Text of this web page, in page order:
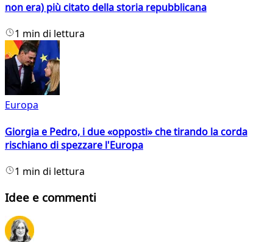
non era) più citato della storia repubblicana
1 min di lettura
Europa
Giorgia e Pedro, i due «opposti» che tirando la corda
rischiano di spezzare l'Europa
1 min di lettura
Idee e commenti